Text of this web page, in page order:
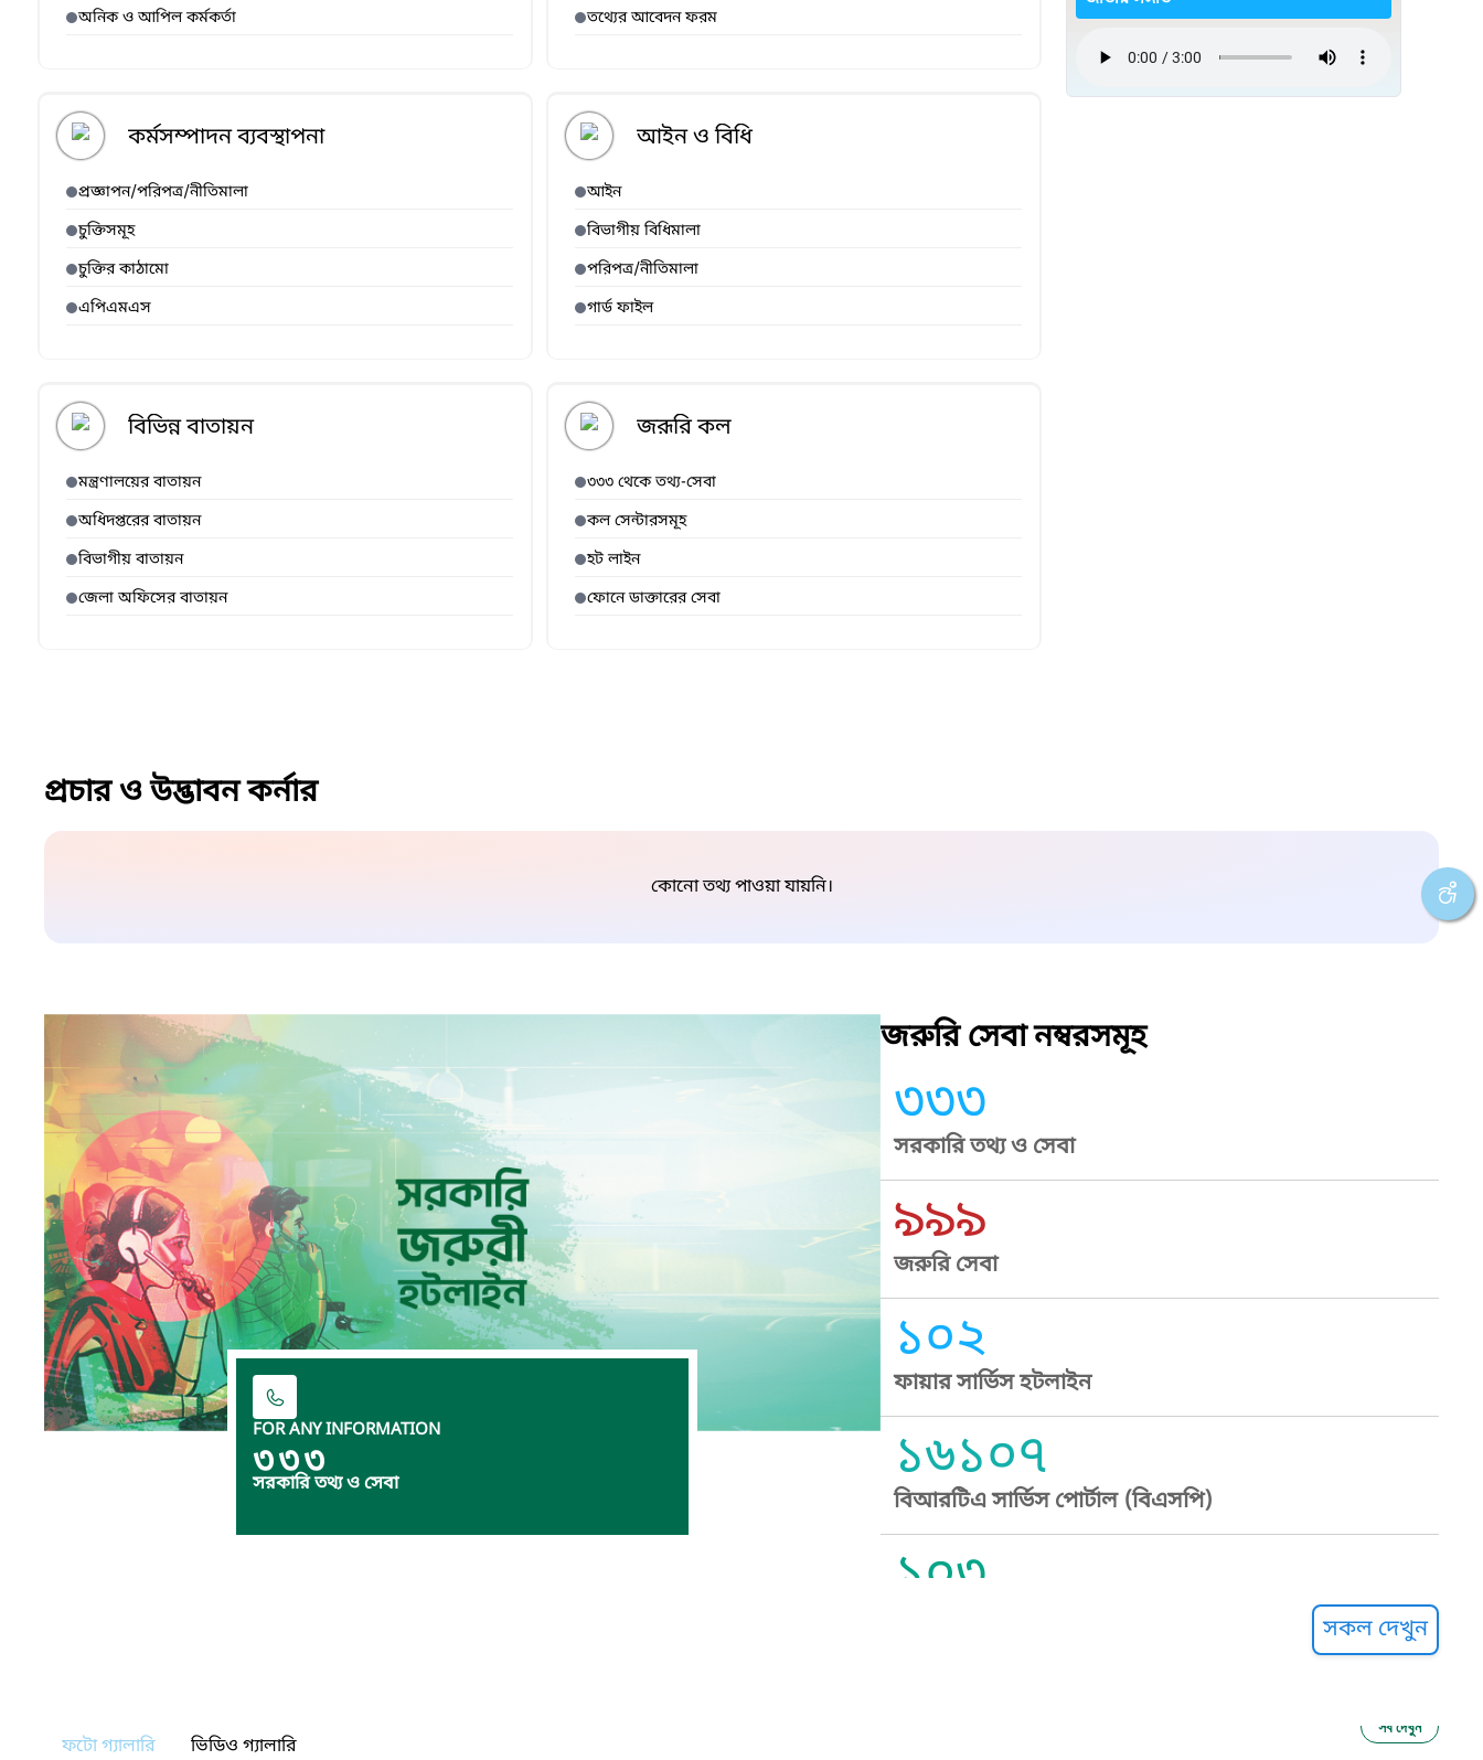
অনিক ও আপিল কর্মকর্তা
তথ্যের আবেদন ফরম
কর্মসম্পাদন ব্যবস্থাপনা
প্রজ্ঞাপন/পরিপত্র/নীতিমালা
চুক্তিসমূহ
চুক্তির কাঠামো
এপিএমএস
আইন ও বিধি
আইন
বিভাগীয় বিধিমালা
পরিপত্র/নীতিমালা
গার্ড ফাইল
বিভিন্ন বাতায়ন
মন্ত্রণালয়ের বাতায়ন
অধিদপ্তরের বাতায়ন
বিভাগীয় বাতায়ন
জেলা অফিসের বাতায়ন
জরূরি কল
৩৩৩ থেকে তথ্য-সেবা
কল সেন্টারসমূহ
হট লাইন
ফোনে ডাক্তারের সেবা
প্রচার ও উদ্ভাবন কর্নার
কোনো তথ্য পাওয়া যায়নি।
FOR ANY INFORMATION
৩৩৩
সরকারি তথ্য ও সেবা
জরুরি সেবা নম্বরসমূহ
৩৩৩
সরকারি তথ্য ও সেবা
৯৯৯
জরুরি সেবা
১০২
ফায়ার সার্ভিস হটলাইন
১৬১০৭
বিআরটিএ সার্ভিস পোর্টাল (বিএসপি)
১০৩
সকল দেখুন
ফটো গ্যালারি ভিডিও গ্যালারি
সব দেখুন